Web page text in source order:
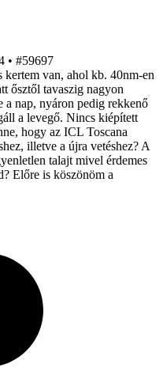
• #59697
van, ahol kb. 40nm-en
ősztől tavaszig nagyon
a nap, nyáron pedig rekkenő
a levegő. Nincs kiépített
hogy az ICL Toscana
illetve a újra vetéshez? A
talajt mivel érdemes
Előre is köszönöm a